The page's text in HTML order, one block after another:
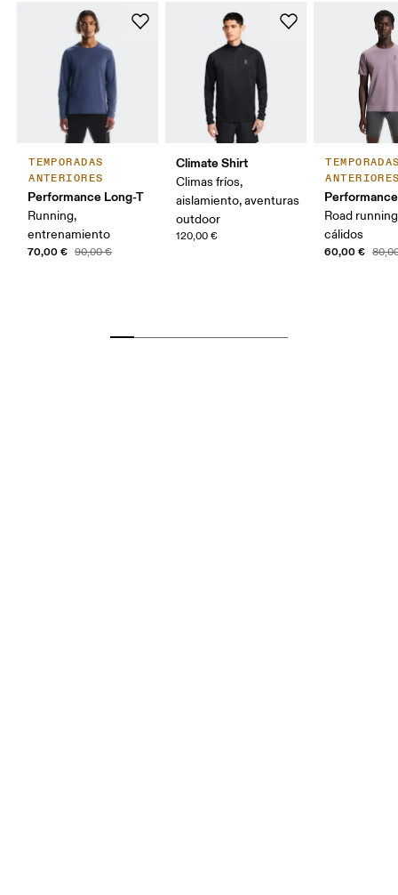
TEMPORADAS
ANTERIORES
Performance Long-T
Running,
entrenamiento
70,00 € 90,00 €
Climate Shirt
Climas fríos,
aislamiento, aventuras
outdoor
120,00 €
Road
cálidos
60,00 €